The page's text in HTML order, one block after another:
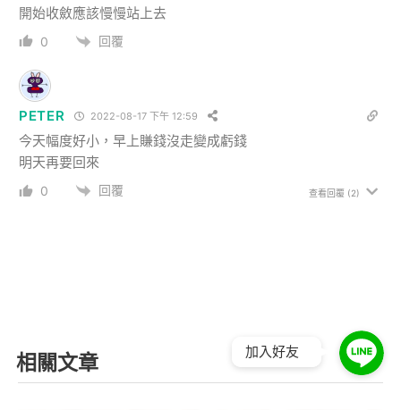
開始收斂應該慢慢站上去
0 回覆
PETER 2022-08-17 下午 12:59
今天幅度好小，早上賺錢沒走變成虧錢
明天再要回來
0 回覆 查看回覆 (2)
相關文章 加入好友